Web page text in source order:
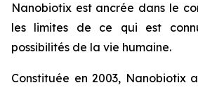
Nanobiotix est ancrée dans le
les limites de ce qui est
possibilités de la vie humaine.
Constituée en 2003, Nanobiotix